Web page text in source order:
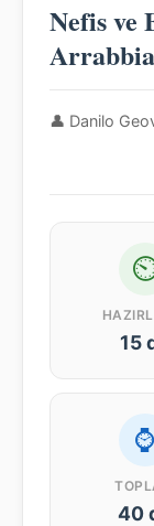
Nefis ve
👤 Danilo
15
⌚
40